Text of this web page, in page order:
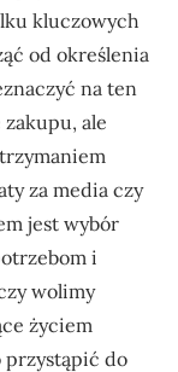
kluczowych
od określenia
na ten
ale
za media czy
jest wybór
i
wolimy
życiem
przystąpić do